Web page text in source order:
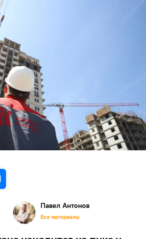
Павел Антонов
Все материалы